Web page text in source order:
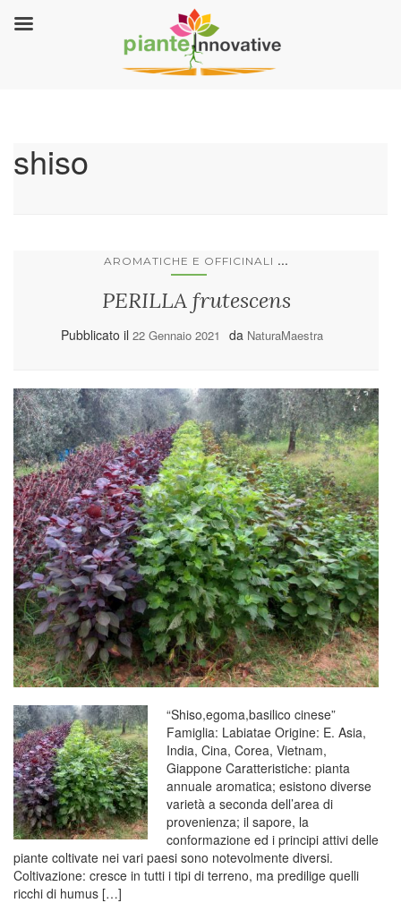
shiso
AROMATICHE E OFFICINALI ...
PERILLA frutescens
Pubblicato il 22 Gennaio 2021 da NaturaMaestra
“Shiso,egoma,basilico cinese”
Famiglia: Labiatae Origine: E. Asia,
India, Cina, Corea, Vietnam,
Giappone Caratteristiche: pianta
annuale aromatica; esistono diverse
varietà a seconda dell’area di
provenienza; il sapore, la
conformazione ed i principi attivi delle
piante coltivate nei vari paesi sono notevolmente diversi.
Coltivazione: cresce in tutti i tipi di terreno, ma predilige quelli
ricchi di humus […]